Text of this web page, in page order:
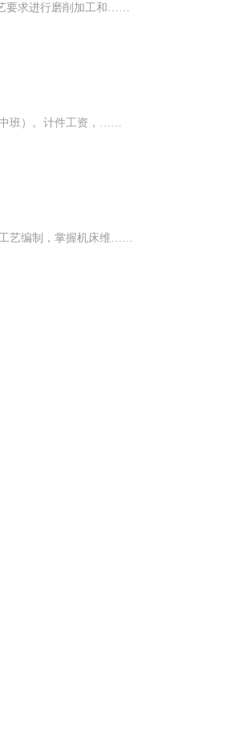
要求进行磨削加工和……
班）。计件工资，……
艺编制，掌握机床维……